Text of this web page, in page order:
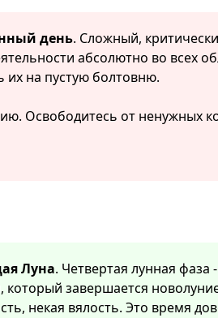
день. Сложный,
абсолютно во всех
на пустую болтовню.
Освободитесь от ненужных
Луна. Четвертая лунная фаза
который завершается
некая вялость. Это время